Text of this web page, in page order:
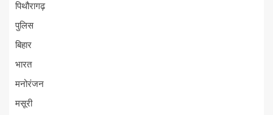
पिथौरागढ़
पुलिस
बिहार
भारत
मनोरंजन
मसूरी